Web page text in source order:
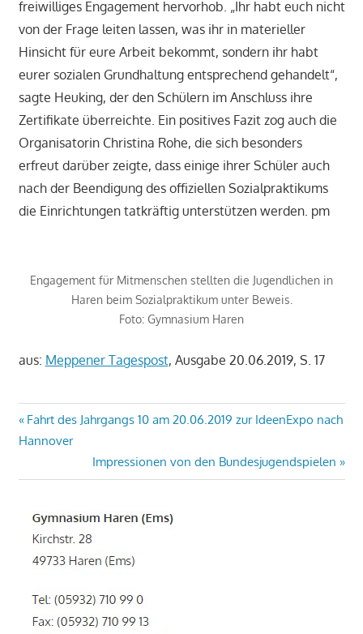
freiwilliges Engagement hervorhob. „Ihr habt euch nicht
von der Frage leiten lassen, was ihr in materieller
Hinsicht für eure Arbeit bekommt, sondern ihr habt
eurer sozialen Grundhaltung entsprechend gehandelt“,
sagte Heuking, der den Schülern im Anschluss ihre
Zertifikate überreichte. Ein positives Fazit zog auch die
Organisatorin Christina Rohe, die sich besonders
erfreut darüber zeigte, dass einige ihrer Schüler auch
nach der Beendigung des offiziellen Sozialpraktikums
die Einrichtungen tatkräftig unterstützen werden. pm
Engagement für Mitmenschen stellten die Jugendlichen in
Haren beim Sozialpraktikum unter Beweis.
Foto: Gymnasium Haren
aus: Meppener Tagespost, Ausgabe 20.06.2019, S. 17
Beitragsnavigation
Vorheriger
Beitrag:
Fahrt des Jahrgangs 10 am 20.06.2019 zur IdeenExpo nach
Hannover
Nächster
Beitrag:
Impressionen von den Bundesjugendspielen